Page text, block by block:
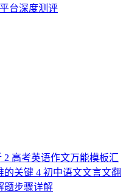
台深度测评
2 高考英语作文万能模板汇
的关键 4 初中语文文言文翻
题步骤详解